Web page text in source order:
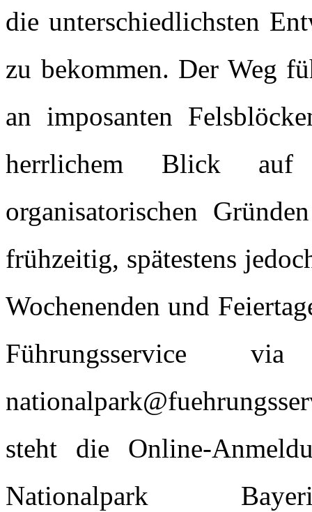
die unterschiedlichsten
zu bekommen. Der Weg
an imposanten
herrlichem Blick
organisatorischen
frühzeitig, spätestens
Wochenenden und
Führungsservice
steht die Online-
Nationalpark